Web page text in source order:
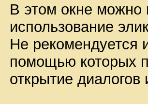
В этом окне можно
использование
Не рекомендуется
помощью которых
открытие диалогов